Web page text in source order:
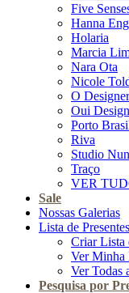
Five
Hanna
Holaria
Marcia
Nara Ota
Nicole
O
Oui Design
Porto
Riva
Studio Nun
Traço
VER
Sale
Nossas Galerias
Lista de Presentes
Criar Lista
Ver Minha
Ver Todas
Pesquisa por